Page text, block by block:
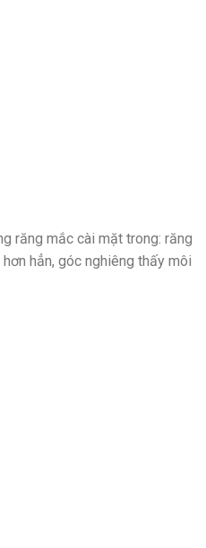
răng mắc cài mặt trong: răng
hẳn, góc nghiêng thấy môi